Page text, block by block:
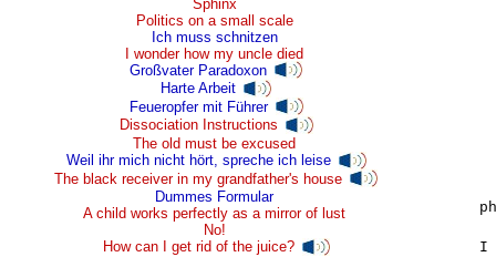
Sphinx
Politics on a small scale
Ich muss schnitzen
I wonder how my uncle died
Großvater Paradoxon
Harte Arbeit
Feueropfer mit Führer
Dissociation Instructions
The old must be excused
Weil ihr mich nicht hört, spreche ich leise
The black receiver in my grandfather's house
Dummes Formular
A child works perfectly as a mirror of lust
No!
How can I get rid of the juice?
I